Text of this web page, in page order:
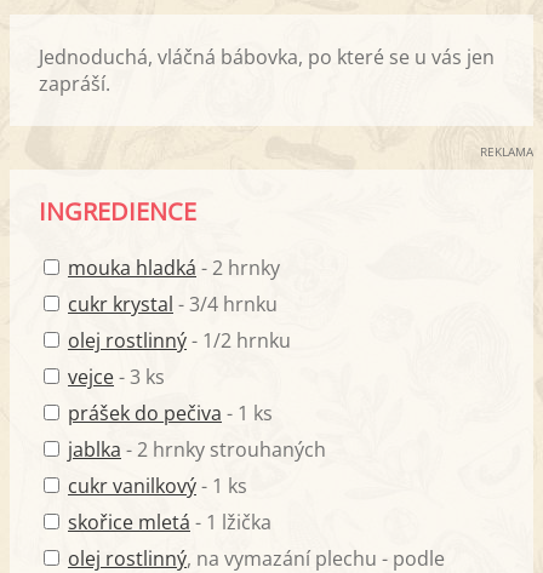
Jednoduchá, vláčná bábovka, po které se u vás jen
zapráší.
REKLAMA
INGREDIENCE
mouka hladká - 2 hrnky
cukr krystal - 3/4 hrnku
olej rostlinný- 1/2 hrnku
vejce- 3 ks
prášek do pečiva - 1 ks
jablka - 2 hrnky strouhaných
cukr vanilkový- 1 ks
skořice mletá - 1 lžička
olej rostlinný, na vymazání plechu - podle